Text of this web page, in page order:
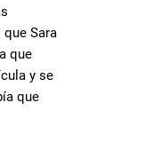
Sara
que
y se
que